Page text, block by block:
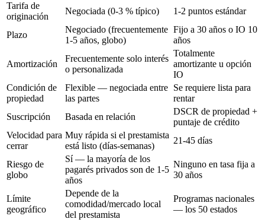
Tarifa de
originación
Negociada (0-3 % típico) 1-2 puntos estándar
Plazo
Negociado (frecuentemente
1-5 años, globo)
Fijo a 30 años o IO 10
años
Amortización
Frecuentemente solo interés
o personalizada
Totalmente
amortizante u opción
IO
Condición de
propiedad
Flexible — negociada entre
las partes
Se requiere lista para
rentar
Suscripción
Basada en relación
DSCR de propiedad +
puntaje de crédito
Velocidad para
cerrar
Muy rápida si el prestamista
está listo (días-semanas)
21-45 días
Riesgo de
globo
Sí — la mayoría de los
pagarés privados son de 1-5
años
Ninguno en tasa fija a
30 años
Límite
geográfico
Depende de la
comodidad/mercado local
del prestamista
Programas nacionales
— los 50 estados